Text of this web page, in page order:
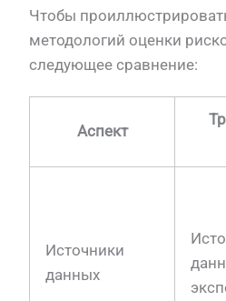
Чтобы
методологий оценки
следующее сравнение:
Аспект
Источники
данных